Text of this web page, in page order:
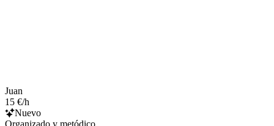
Juan
15 €/h
Nuevo
Organizado y metódico